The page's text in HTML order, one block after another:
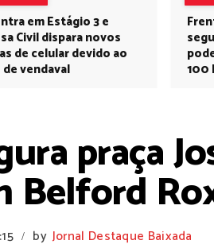
em Estágio 3 e
Civil dispara novos
de celular devido ao
vendaval
100
praça
Belford
/ by Jornal Destaque Baixada